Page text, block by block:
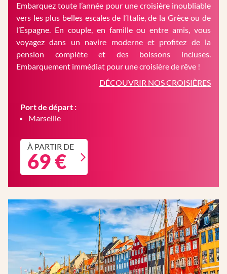
Embarquez toute l’année pour une croisière inoubliable
vers les plus belles escales de l’Italie, de la Grèce ou de
l’Espagne. En couple, en famille ou entre amis, vous
voyagez dans un navire moderne et profitez de la
pension complète et des boissons incluses.
Embarquement immédiat pour une croisière de rêve !
DÉCOUVRIR NOS CROISIÈRES
Port de départ :
Marseille
À PARTIR DE
69 €